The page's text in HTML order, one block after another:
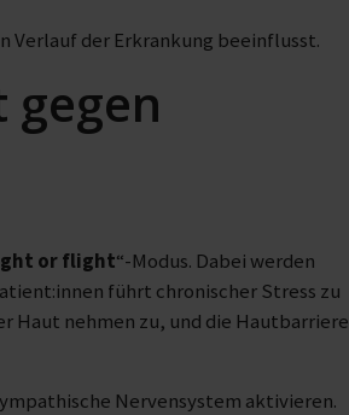
Verlauf der Erkrankung beeinflusst.
or flight“-Modus. Dabei werden
führt chronischer Stress zu
Haut nehmen zu, und die Hautbarriere
Nervensystem aktivieren.